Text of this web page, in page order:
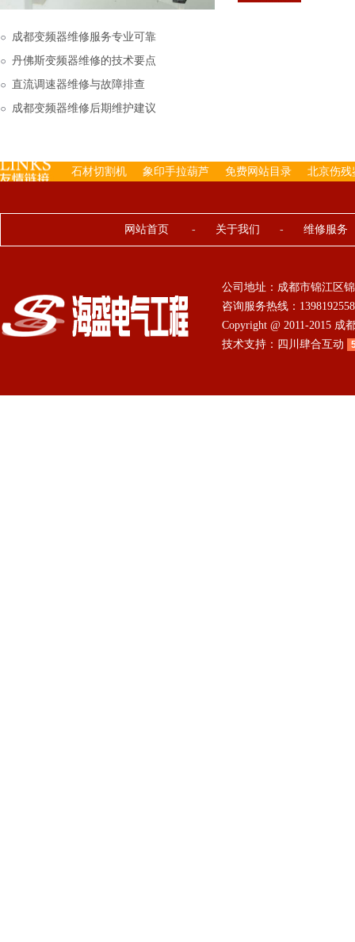
下来的，机内已经存有
成都变频器维修服务专业可靠
丹佛斯变频器维修的技术要点
直流调速器维修与故障排查
成都变频器维修后期维护建议
石材切割机 象印手拉葫芦 免费网站目录 北京伤残
网站首页 - 关于我们 - 维修服务
公司地址：成都市锦江区
咨询服务热线：
Copyright @ 2011-2015
技术支持： 四川肆合互动